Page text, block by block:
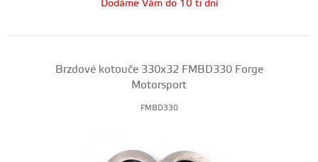
Dodáme Vám do 10 ti dní
Brzdové kotouče 330x32 FMBD330 Forge
Motorsport
FMBD330